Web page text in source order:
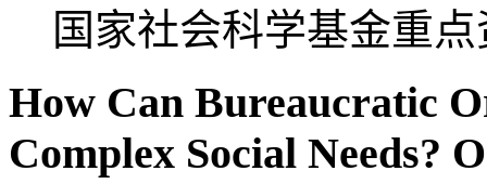
国家社会科学基金重
How Can Bureaucratic
Complex Social Needs?